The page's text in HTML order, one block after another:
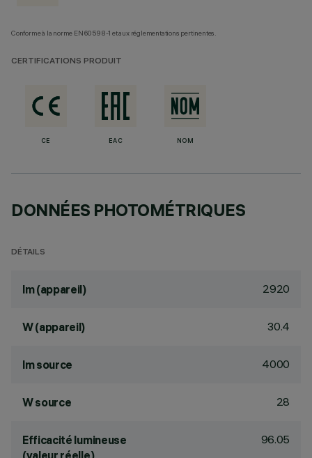
Conforme à la norme EN60598-1 et aux réglementations pertinentes.
CERTIFICATIONS PRODUIT
CE EAC NOM
DONNÉES PHOTOMÉTRIQUES
DÉTAILS
lm (appareil) 2920
W (appareil) 30.4
lm source 4000
W source 28
Efficacité lumineuse
(valeur réelle)
96.05